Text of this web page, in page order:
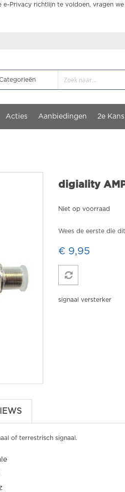
e-Privacy richtlijn te voldoen, vragen
Acties Aanbiedingen 2e Kans
digiality
Niet op voorraad
Wees de eerste die
€ 9,95
signaal versterker
of terrestrisch signaal.